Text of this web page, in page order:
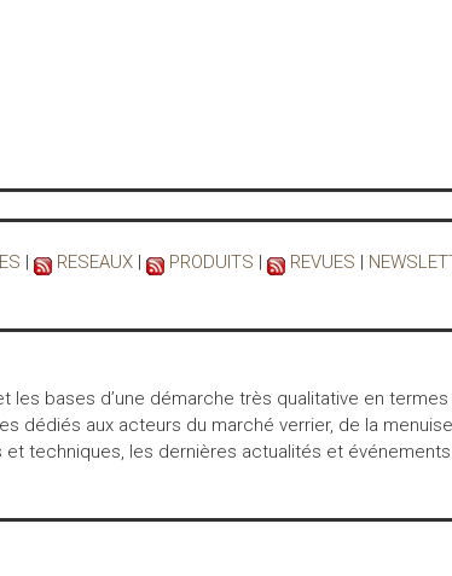
RESEAUX PRODUITS REVUES
bases d’une démarche très qualitative en
dédiés aux acteurs du marché verrier, de la
techniques, les dernières actualités et